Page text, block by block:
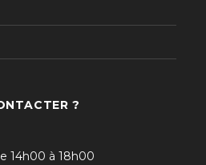
?
14h00 à 18h00